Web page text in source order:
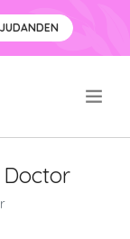
Doctor